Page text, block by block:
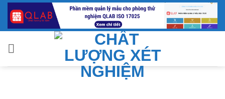
Bỏ
qua
nội
dung